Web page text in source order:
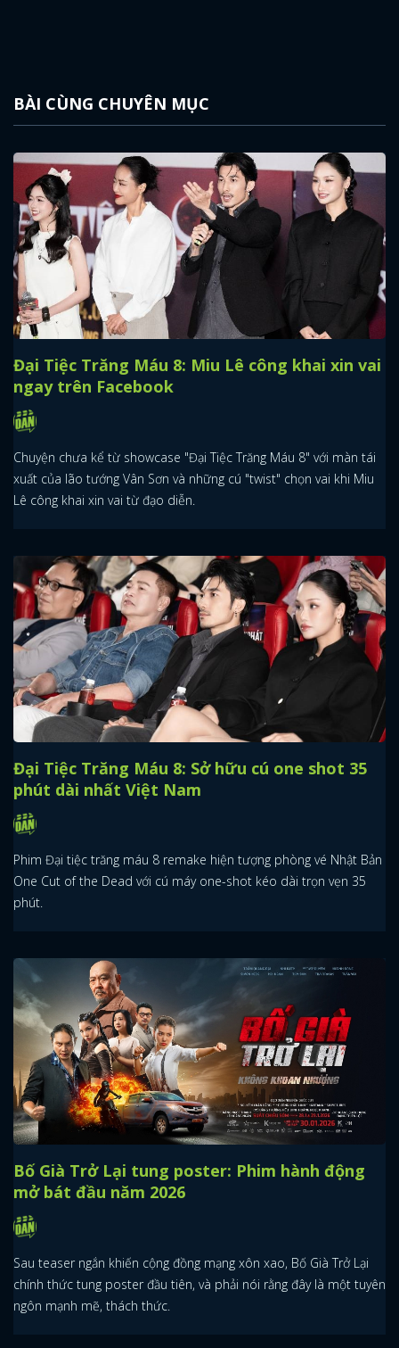
BÀI CÙNG CHUYÊN MỤC
Đại Tiệc Trăng Máu 8: Miu Lê công khai xin vai
ngay trên Facebook
Chuyện chưa kể từ showcase "Đại Tiệc Trăng Máu 8" với màn tái
xuất của lão tướng Vân Sơn và những cú "twist" chọn vai khi Miu
Lê công khai xin vai từ đạo diễn.
Đại Tiệc Trăng Máu 8: Sở hữu cú one shot 35
phút dài nhất Việt Nam
Phim Đại tiệc trăng máu 8 remake hiện tượng phòng vé Nhật Bản
One Cut of the Dead với cú máy one-shot kéo dài trọn vẹn 35
phút.
Bố Già Trở Lại tung poster: Phim hành động
mở bát đầu năm 2026
Sau teaser ngắn khiến cộng đồng mạng xôn xao, Bố Già Trở Lại
chính thức tung poster đầu tiên, và phải nói rằng đây là một tuyên
ngôn mạnh mẽ, thách thức.